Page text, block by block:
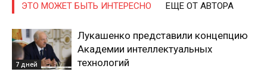
ЭТО МОЖЕТ БЫТЬ ИНТЕРЕСНО ЕЩЕ ОТ АВТОРА
7 дней
Лукашенко представили концепцию
Академии интеллектуальных
технологий